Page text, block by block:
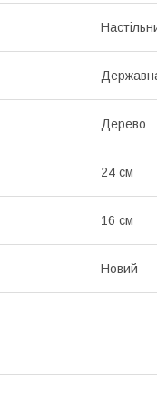
Дерево
24 см
16 см
Новий